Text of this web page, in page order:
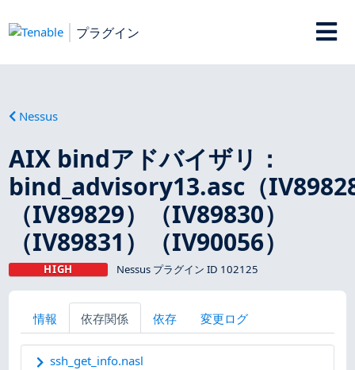
プラグイン
Nessus
AIX bindアドバイザリ：
bind_advisory13.asc（
（IV89829）（IV89830）
（IV89831）（IV90056）
HIGH Nessus プラグイン ID 102125
情報 依存関係 依存 変更ログ
ssh_get_info.nasl